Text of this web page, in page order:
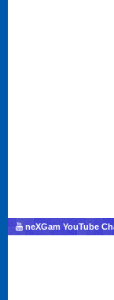
neXGam YouTube